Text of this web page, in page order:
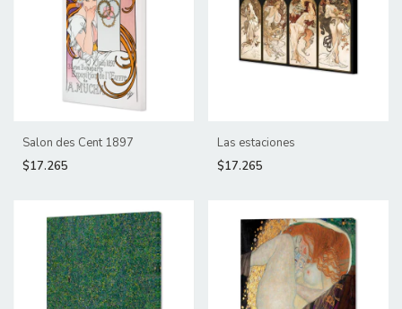
Salon des Cent 1897
$17.265
Las estaciones
$17.265